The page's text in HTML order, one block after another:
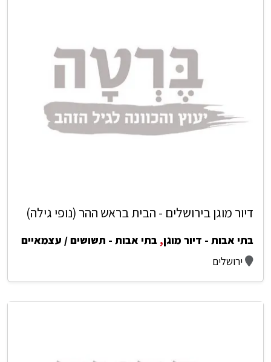
דיור מוגן בירושלים - הבית בראש ההר (נופי גילה)
בתי אבות - דיור מוגן, בתי אבות - תשושים / עצמאיים
ירושלים